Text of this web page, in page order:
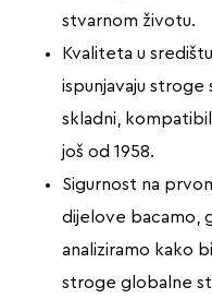
stvarnom životu.
Kvaliteta u
ispunjavaju
skladni,
još od 1958.
Sigurnost na
dijelove bacamo,
analiziramo kako
stroge globalne